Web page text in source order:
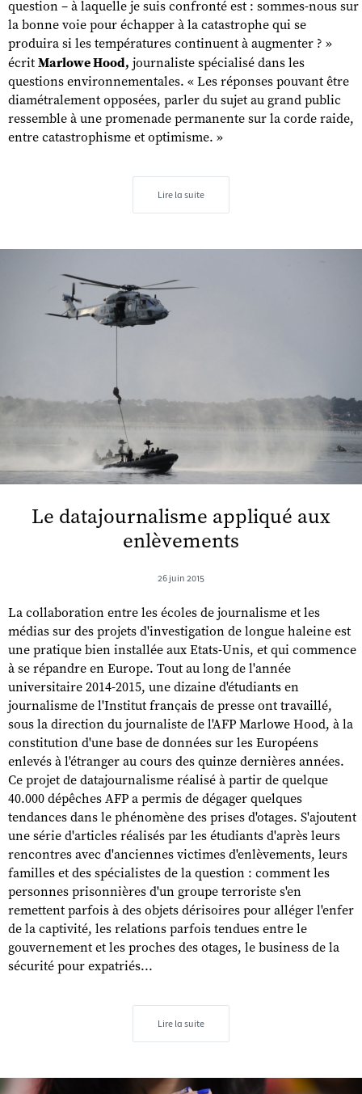
question – à laquelle je suis confronté est : sommes-nous sur
la bonne voie pour échapper à la catastrophe qui se
produira si les températures continuent à augmenter ? »
écrit Marlowe Hood, journaliste spécialisé dans les
questions environnementales. « Les réponses pouvant être
diamétralement opposées, parler du sujet au grand public
ressemble à une promenade permanente sur la corde raide,
entre catastrophisme et optimisme. »
Lire la suite
Le datajournalisme appliqué aux
enlèvements
26 juin 2015
La collaboration entre les écoles de journalisme et les
médias sur des projets d'investigation de longue haleine est
une pratique bien installée aux Etats-Unis, et qui commence
à se répandre en Europe. Tout au long de l'année
universitaire 2014-2015, une dizaine d'étudiants en
journalisme de l'Institut français de presse ont travaillé,
sous la direction du journaliste de l'AFP Marlowe Hood, à la
constitution d'une base de données sur les Européens
enlevés à l'étranger au cours des quinze dernières années.
Ce projet de datajournalisme réalisé à partir de quelque
40.000 dépêches AFP a permis de dégager quelques
tendances dans le phénomène des prises d'otages. S'ajoutent
une série d'articles réalisés par les étudiants d'après leurs
rencontres avec d'anciennes victimes d'enlèvements, leurs
familles et des spécialistes de la question : comment les
personnes prisonnières d'un groupe terroriste s'en
remettent parfois à des objets dérisoires pour alléger l'enfer
de la captivité, les relations parfois tendues entre le
gouvernement et les proches des otages, le business de la
sécurité pour expatriés...
Lire la suite